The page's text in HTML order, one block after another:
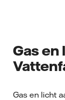
Gas en
Gas en licht